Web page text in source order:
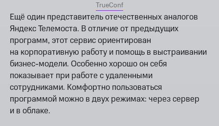
TrueConf
Ещё один представитель отечественных аналогов
Яндекс Телемоста. В отличие от предыдущих
программ, этот сервис ориентирован
на корпоративную работу и помощь в выстраивании
бизнес-модели. Особенно хорошо он себя
показывает при работе с удаленными
сотрудниками. Комфортно пользоваться
программой можно в двух режимах: через сервер
и в облаке.